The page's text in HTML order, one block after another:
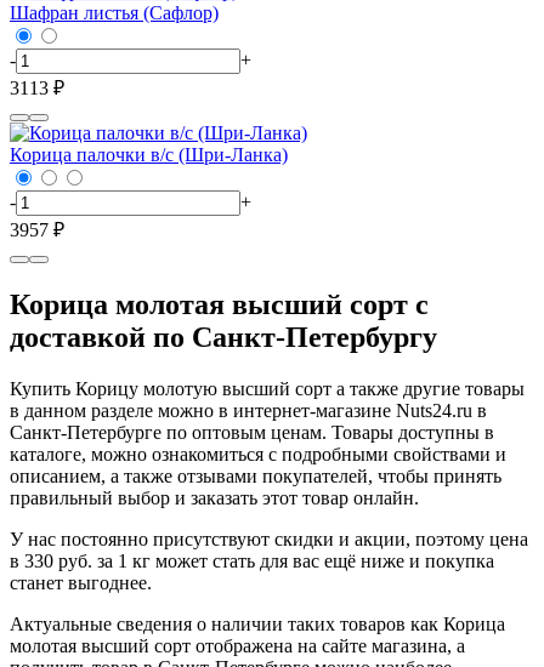
Шафран листья (Сафлор)
-
+
3113 ₽
Корица палочки в/c (Шри-Ланка)
-
+
3957 ₽
Корица молотая высший сорт с
доставкой по Санкт-Петербургу
Купить Корицу молотую высший сорт а также другие товары
в данном разделе можно в интернет-магазине Nuts24.ru в
Санкт-Петербурге по оптовым ценам. Товары доступны в
каталоге, можно ознакомиться с подробными свойствами и
описанием, а также отзывами покупателей, чтобы принять
правильный выбор и заказать этот товар онлайн.
У нас постоянно присутствуют скидки и акции, поэтому цена
в 330 руб. за 1 кг может стать для вас ещё ниже и покупка
станет выгоднее.
Актуальные сведения о наличии таких товаров как Корица
молотая высший сорт отображена на сайте магазина, а